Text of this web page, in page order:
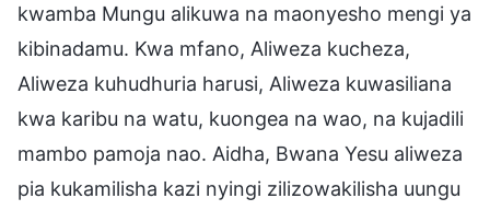
kwamba Mungu alikuwa na maonyesho mengi ya
kibinadamu. Kwa mfano, Aliweza kucheza,
Aliweza kuhudhuria harusi, Aliweza kuwasiliana
kwa karibu na watu, kuongea na wao, na kujadili
mambo pamoja nao. Aidha, Bwana Yesu aliweza
pia kukamilisha kazi nyingi zilizowakilisha uungu